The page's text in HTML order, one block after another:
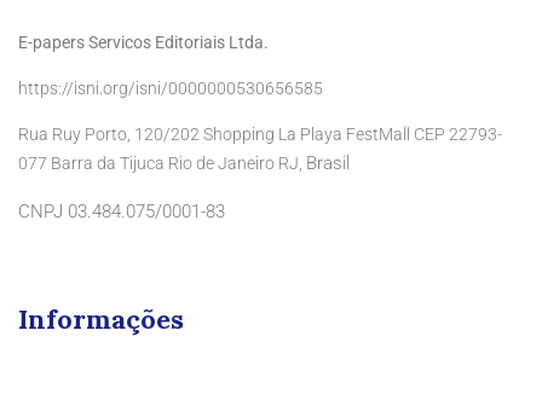
E-papers Servicos Editoriais Ltda.
https://isni.org/isni/0000000530656585
Rua Ruy Porto, 120/202 Shopping La Playa FestMall CEP 22793-
077 Barra da Tijuca Rio de Janeiro RJ, Brasil
CNPJ 03.484.075/0001-83
Informações